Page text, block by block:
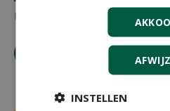
Er zijn nog geen reacties.
tip de redactie
INSTELLEN